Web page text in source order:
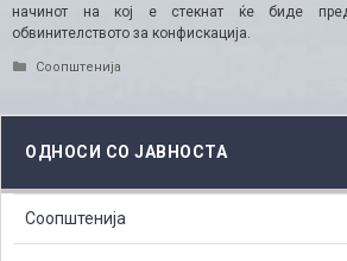
начинот на кој е стекнат ќе биде
обвинителството за конфискација.
Categories
Соопштенија
ОДНОСИ СО ЈАВНОСТА
Соопштенија